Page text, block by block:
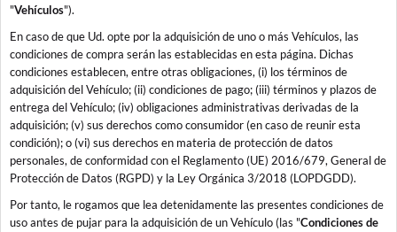
"Vehículos").
En caso de que Ud. opte por la adquisición de uno o más Vehículos, las
condiciones de compra serán las establecidas en esta página. Dichas
condiciones establecen, entre otras obligaciones, (i) los términos de
adquisición del Vehículo; (ii) condiciones de pago; (iii) términos y plazos de
entrega del Vehículo; (iv) obligaciones administrativas derivadas de la
adquisición; (v) sus derechos como consumidor (en caso de reunir esta
condición); o (vi) sus derechos en materia de protección de datos
personales, de conformidad con el Reglamento (UE) 2016/679, General de
Protección de Datos (RGPD) y la Ley Orgánica 3/2018 (LOPDGDD).
Por tanto, le rogamos que lea detenidamente las presentes condiciones de
uso antes de pujar para la adquisición de un Vehículo (las "Condiciones de